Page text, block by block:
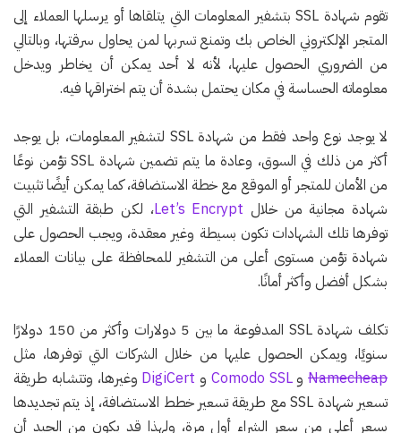
تقوم شهادة SSL بتشفير المعلومات التي يتلقاها أو يرسلها العملاء إلى
المتجر الإلكتروني الخاص بك وتمنع تسربها لمن يحاول سرقتها، وبالتالي
من الضروري الحصول عليها، لأنه لا أحد يمكن أن يخاطر ويدخل
معلوماته الحساسة في مكان يحتمل بشدة أن يتم اختراقها فيه.
لا يوجد نوع واحد فقط من شهادة SSL لتشفير المعلومات، بل يوجد
أكثر من ذلك في السوق، وعادة ما يتم تضمين شهادة SSL تؤمن نوعًا
من الأمان للمتجر أو الموقع مع خطة الاستضافة، كما يمكن أيضًا تثبيت
شهادة مجانية من خلال Let’s Encrypt، لكن طبقة التشفير التي
توفرها تلك الشهادات تكون بسيطة وغير معقدة، ويجب الحصول على
شهادة تؤمن مستوى أعلى من التشفير للمحافظة على بيانات العملاء
بشكل أفضل وأكثر أمانًا.
تكلف شهادة SSL المدفوعة ما بين 5 دولارات وأكثر من 150 دولارًا
سنويًا، ويمكن الحصول عليها من خلال الشركات التي توفرها، مثل
Namecheap وComodo SSL و DigiCert وغيرها، وتتشابه طريقة
تسعير شهادة SSL مع طريقة تسعير خطط الاستضافة، إذ يتم تجديدها
بسعر أعلى من سعر الشراء أول مرة، ولهذا قد يكون من الجيد أن